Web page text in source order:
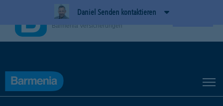
Daniel Senden kontaktieren
BarmeniaApp
Barmenia Versicherungen